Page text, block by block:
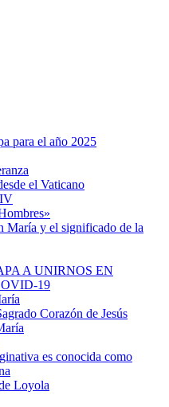
para el año 2025
el Vaticano
María y el significado de la
A UNIRNOS EN
19
Corazón de Jesús
es conocida como
Loyola